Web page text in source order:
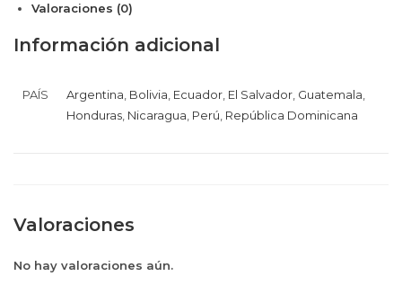
Valoraciones (0)
Información adicional
PAÍS Argentina, Bolivia, Ecuador, El Salvador, Guatemala,
Honduras, Nicaragua, Perú, República Dominicana
Valoraciones
No hay valoraciones aún.